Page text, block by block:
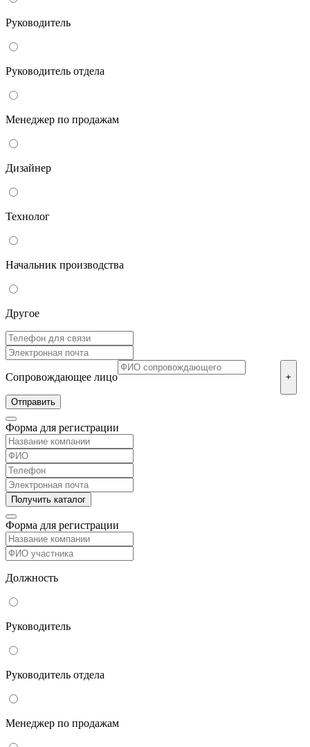
Руководитель
Руководитель отдела
Менеджер по продажам
Дизайнер
Технолог
Начальник производства
Другое
Сопровождающее лицо +
Форма для регистрации
Форма для регистрации
Должность
Руководитель
Руководитель отдела
Менеджер по продажам